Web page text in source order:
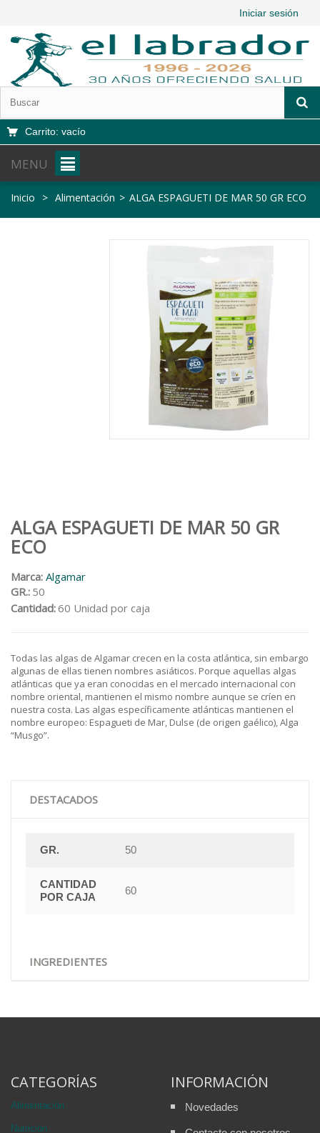
Iniciar sesión
Carrito: vacío
MENU
Inicio > Alimentación > ALGA ESPAGUETI DE MAR 50 GR ECO
ALGA ESPAGUETI DE MAR 50 GR
ECO
Marca: Algamar
GR.: 50
Cantidad:60 Unidad por caja
Todas las algas de Algamar crecen en la costa atlántica, sin embargo
algunas de ellas tienen nombres asiáticos. Porque aquellas algas
atlánticas que ya eran conocidas en el mercado internacional con
nombre oriental, mantienen el mismo nombre aunque se críen en
nuestra costa. Las algas específicamente atlánticas mantienen el
nombre europeo: Espagueti de Mar, Dulse (de origen gaélico), Alga
“Musgo”.
DESTACADOS
GR. 50
CANTIDAD
POR CAJA
60
INGREDIENTES
CATEGORÍAS
Alimentación
Nutricion
INFORMACIÓN
Novedades